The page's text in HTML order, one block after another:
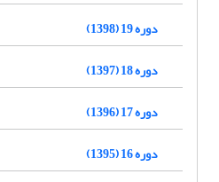
دوره 19 (1398)
دوره 18 (1397)
دوره 17 (1396)
دوره 16 (1395)